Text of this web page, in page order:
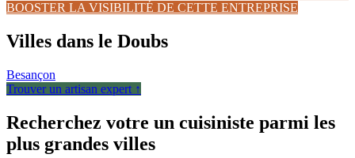
BOOSTER LA VISIBILITÉ DE CETTE ENTREPRISE
Villes dans le Doubs
Besançon
Trouver un artisan expert ↑
Recherchez votre un cuisiniste parmi les
plus grandes villes